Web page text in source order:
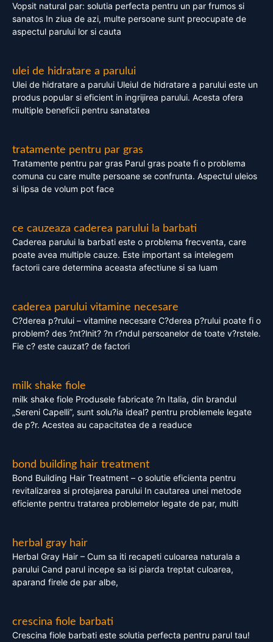
Vopsit natural par: solutia perfecta pentru un par frumos si
sanatos In ziua de azi, multe persoane sunt preocupate de
aspectul parului lor si cauta
ulei de hidratare a parului
Ulei de hidratare a parului Uleiul de hidratare a parului este un
produs popular si eficient in ingrijirea parului. Acesta ofera
multiple beneficii pentru sanatatea
tratamente pentru par gras
Tratamente pentru par gras Parul gras poate fi o problema
comuna cu care multe persoane se confrunta. Aspectul uleios
si lipsa de volum pot face
ce cauzeaza caderea parului la barbati
Caderea parului la barbati este o problema frecventa, care
poate avea multiple cauze. Este important sa intelegem
factorii care determina aceasta afectiune si sa luam
caderea parului vitamine necesare
C?derea p?rului – vitamine necesare C?derea p?rului poate fi o
problem? des ?nt?lnit? ?n r?ndul persoanelor de toate v?rstele.
Fie c? este cauzat? de factori
milk shake fiole
milk shake fiole Produsele fabricate ?n Italia, din brandul
„Sereni Capelli”, sunt solu?ia ideal? pentru problemele legate
de p?r. Acestea au capacitatea de a readuce
bond building hair treatment
Bond Building Hair Treatment – o solutie eficienta pentru
revitalizarea si protejarea parului In cautarea unei metode
eficiente pentru tratarea problemelor legate de par, multi
herbal gray hair
Herbal Gray Hair – Cum sa iti recapeti culoarea naturala a
parului Cand parul incepe sa isi piarda treptat culoarea,
aparand firele de par albe,
crescina fiole barbati
Crescina fiole barbati este solutia perfecta pentru parul tau!